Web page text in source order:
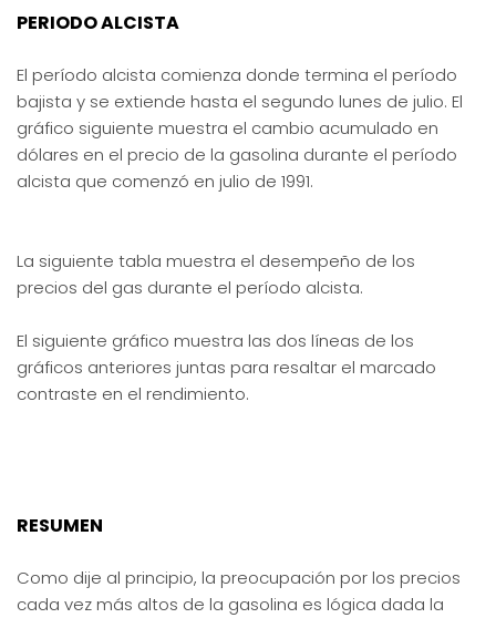
PERIODO ALCISTA
El período alcista comienza donde termina el período
bajista y se extiende hasta el segundo lunes de julio. El
gráfico siguiente muestra el cambio acumulado en
dólares en el precio de la gasolina durante el período
alcista que comenzó en julio de 1991.
La siguiente tabla muestra el desempeño de los
precios del gas durante el período alcista.
El siguiente gráfico muestra las dos líneas de los
gráficos anteriores juntas para resaltar el marcado
contraste en el rendimiento.
RESUMEN
Como dije al principio, la preocupación por los precios
cada vez más altos de la gasolina es lógica dada la